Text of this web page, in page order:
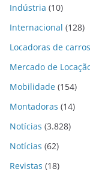
Indústria (10)
Internacional (128)
Locadoras de carros
Mercado de
Mobilidade (154)
Montadoras (14)
Notícias (3.828)
Notícias (62)
Revistas (18)